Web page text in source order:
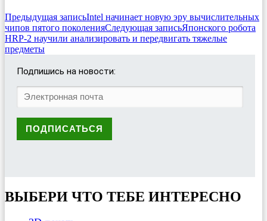
Предыдущая записьIntel начинает новую эру вычислительных
чипов пятого поколенияСледующая записьЯпонского робота
HRP-2 научили анализировать и передвигать тяжелые
предметы
Подпишись на новости:
ВЫБЕРИ ЧТО ТЕБЕ ИНТЕРЕСНО